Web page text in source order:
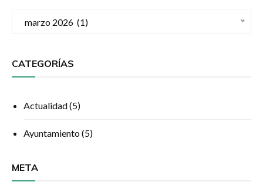
marzo 2026  (1)
CATEGORÍAS
Actualidad(5)
Ayuntamiento(5)
META